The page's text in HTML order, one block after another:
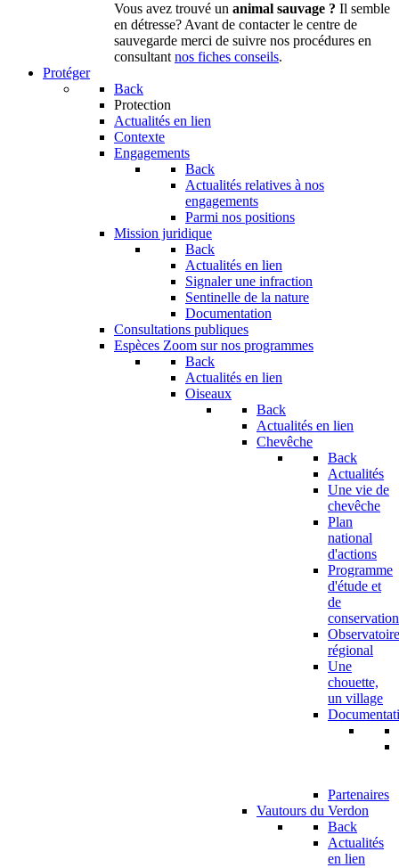
Vous avez trouvé un animal sauvage ? Il semble
en détresse? Avant de contacter le centre de
sauvegarde merci de suivre nos procédures en
consultantnos fiches conseils.
Protéger
Back
Protection
Actualités en lien
Contexte
Engagements
Back
Actualités relatives à nos
engagements
Parmi nos positions
Mission juridique
Back
Actualités en lien
Signaler une infraction
Sentinelle de la nature
Documentation
Consultations publiques
Espèces Zoom sur nos programmes
Back
Actualités en lien
Oiseaux
Back
Actualités en lien
Chevêche
Back
Actualités
Une vie de
chevêche
Plan
national
d'actions
Programme
d'étude et
de
conservation
Observatoire
régional
Une
chouette,
un village
Partenaires
Vautours du Verdon
Back
Actualités
en lien